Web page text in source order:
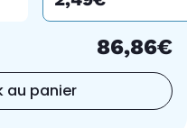
86,86€
au panier